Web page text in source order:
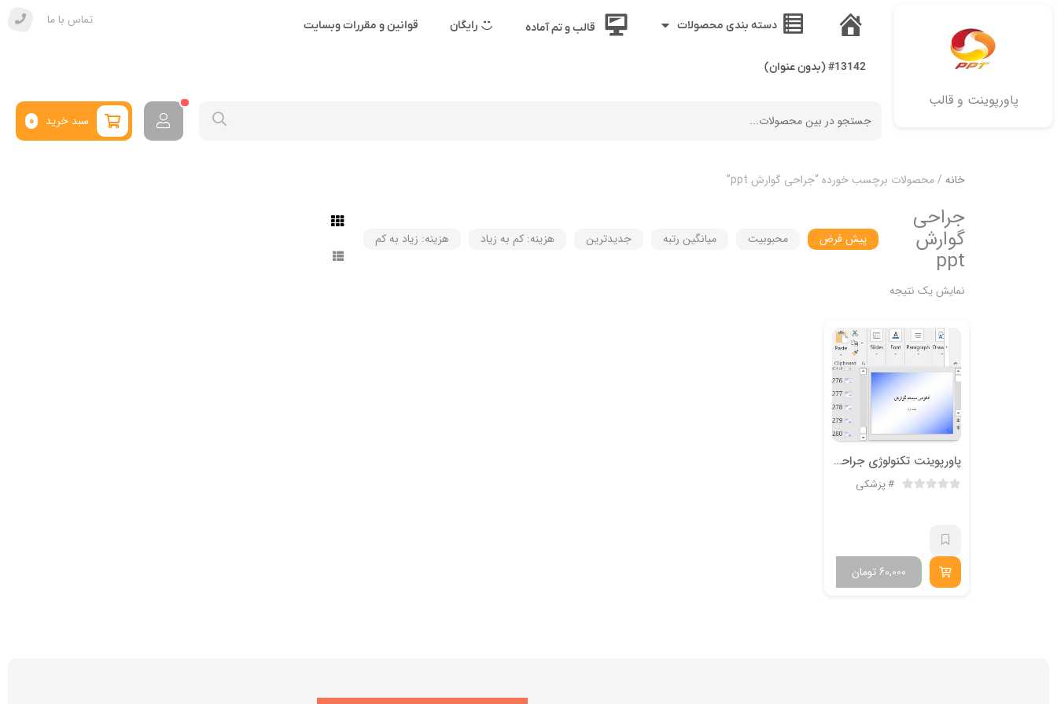
پاورپوینت و قالب
خانه
دسته بندی محصولات قالب و تم آماده رایگان قوانین و مقررات وبسایت
#13142 (بدون عنوان)
تماس با ما
سبد خرید 0
خانه / محصولات برچسب خورده “جراحی گوارش ppt”
جراحی
گوارش
ppt
پیش فرض محبوبیت میانگین رتبه جدیدترین هزینه: کم به زیاد هزینه: زیاد به کم
نمایش یک نتیجه
پاورپوینت تکنولوژی جراحی گوارش و غدد تالیف لیلا ساداتی
پزشکی
تومان 60,000